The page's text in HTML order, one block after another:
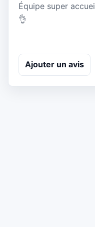
Équipe super
👌
Ajouter un avis